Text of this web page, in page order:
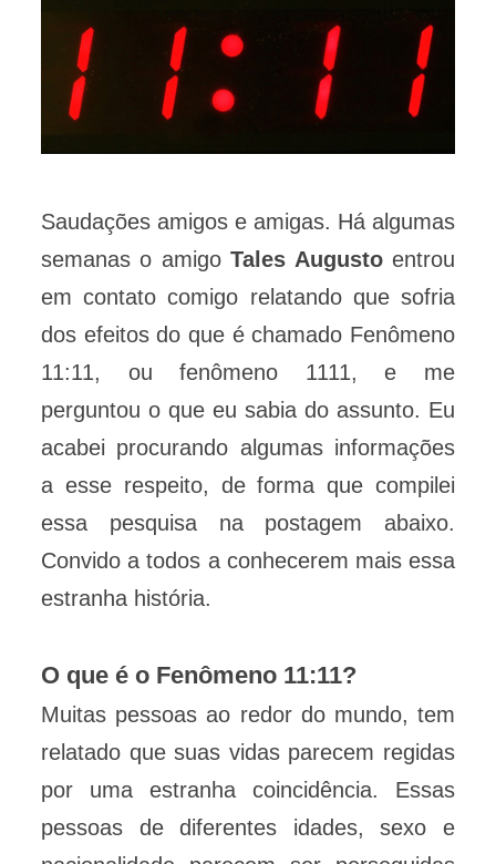
Saudações amigos e amigas. Há algumas
semanas o amigoTales Augustoentrou
em contato comigo relatando que sofria
dos efeitos do que é chamado Fenômeno
11:11, ou fenômeno 1111, e me
perguntou o que eu sabia do assunto. Eu
acabei procurando algumas informações
a esse respeito, de forma que compilei
essa pesquisa na postagem abaixo.
Convido a todos a conhecerem mais essa
estranha história.
O que é o Fenômeno 11:11?
Muitas pessoas ao redor do mundo, tem
relatado que suas vidas parecem regidas
por uma estranha coincidência. Essas
pessoas de diferentes idades, sexo e